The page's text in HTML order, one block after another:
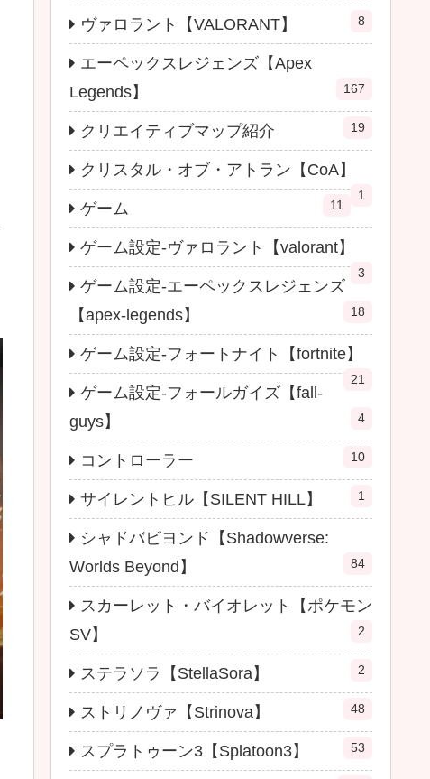
ヴァロラント【VALORANT】 8
エーペックスレジェンズ【Apex
Legends】
167
クリエイティブマップ紹介 19
クリスタル・オブ・アトラン【CoA】
1
ゲーム 11
ゲーム設定-ヴァロラント【valorant】
3
ゲーム設定-エーペックスレジェンズ
【apex-legends】
18
ゲーム設定-フォートナイト【fortnite】
21
ゲーム設定-フォールガイズ【fall-
guys】
4
コントローラー 10
サイレントヒル【SILENT HILL】 1
シャドバビヨンド【Shadowverse:
Worlds Beyond】
84
スカーレット・バイオレット【ポケモン
SV】
2
ステラソラ【StellaSora】 2
ストリノヴァ【Strinova】 48
スプラトゥーン3【Splatoon3】 53